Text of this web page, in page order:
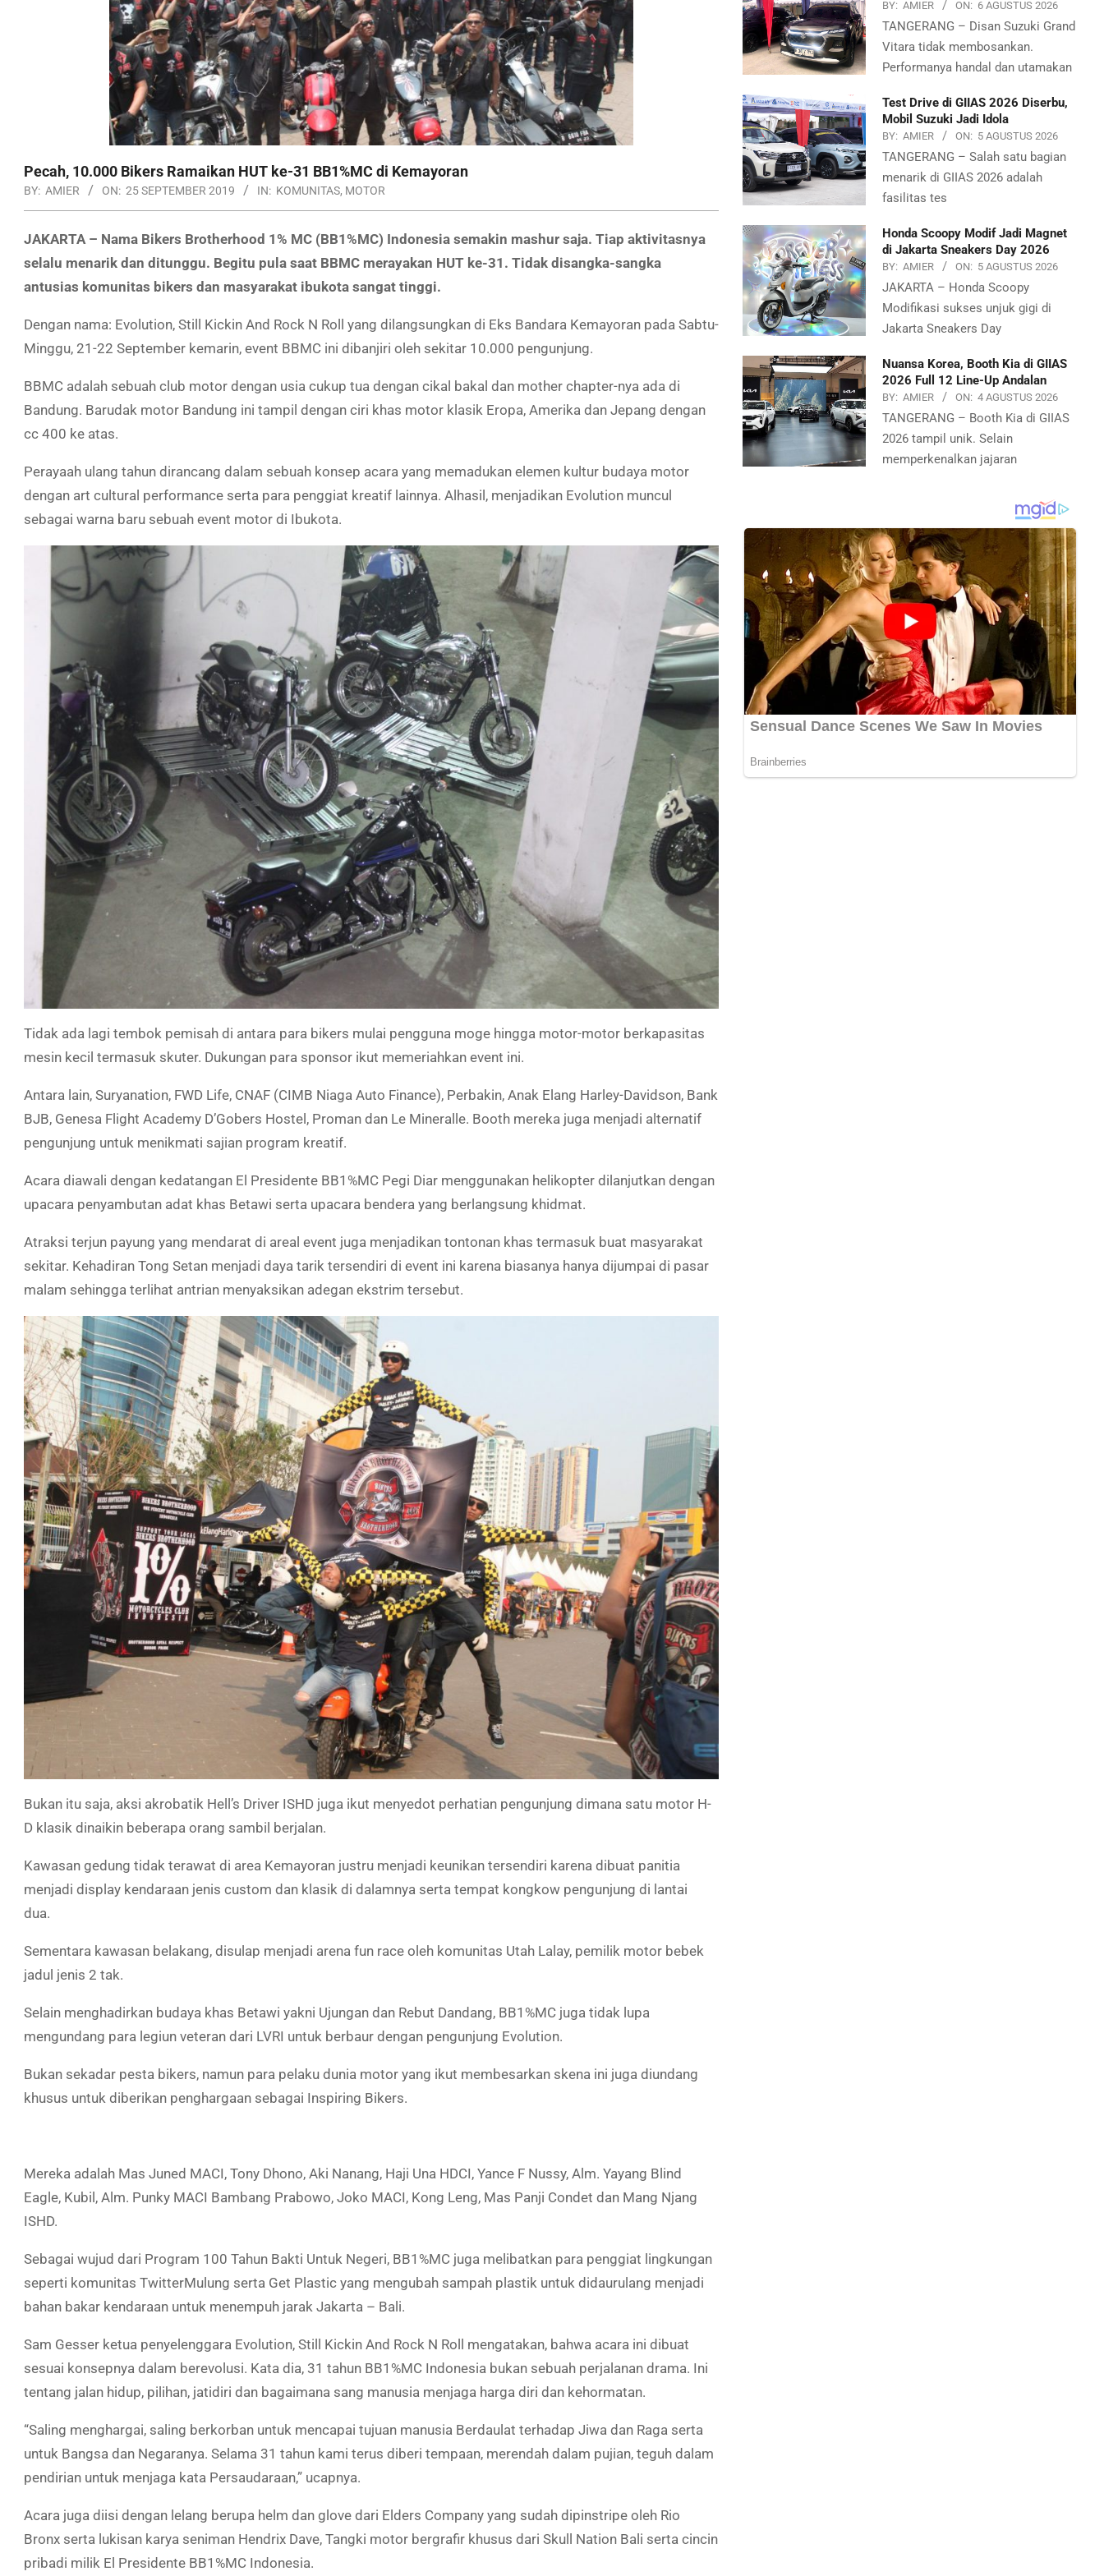
Pecah, 10.000 Bikers Ramaikan HUT ke-31 BB1%MC di Kemayoran
BY: AMIER ON: 25 SEPTEMBER 2019 IN: KOMUNITAS, MOTOR
JAKARTA – Nama Bikers Brotherhood 1% MC (BB1%MC) Indonesia semakin mashur saja. Tiap aktivitasnya
selalu menarik dan ditunggu. Begitu pula saat BBMC merayakan HUT ke-31. Tidak disangka-sangka
antusias komunitas bikers dan masyarakat ibukota sangat tinggi.
Dengan nama: Evolution, Still Kickin And Rock N Roll yang dilangsungkan di Eks Bandara Kemayoran pada Sabtu-
Minggu, 21-22 September kemarin, event BBMC ini dibanjiri oleh sekitar 10.000 pengunjung.
BBMC adalah sebuah club motor dengan usia cukup tua dengan cikal bakal dan mother chapter-nya ada di
Bandung. Barudak motor Bandung ini tampil dengan ciri khas motor klasik Eropa, Amerika dan Jepang dengan
cc 400 ke atas.
Perayaah ulang tahun dirancang dalam sebuah konsep acara yang memadukan elemen kultur budaya motor
dengan art cultural performance serta para penggiat kreatif lainnya. Alhasil, menjadikan Evolution muncul
sebagai warna baru sebuah event motor di Ibukota.
Tidak ada lagi tembok pemisah di antara para bikers mulai pengguna moge hingga motor-motor berkapasitas
mesin kecil termasuk skuter. Dukungan para sponsor ikut memeriahkan event ini.
Antara lain, Suryanation, FWD Life, CNAF (CIMB Niaga Auto Finance), Perbakin, Anak Elang Harley-Davidson, Bank
BJB, Genesa Flight Academy D’Gobers Hostel, Proman dan Le Mineralle. Booth mereka juga menjadi alternatif
pengunjung untuk menikmati sajian program kreatif.
Acara diawali dengan kedatangan El Presidente BB1%MC Pegi Diar menggunakan helikopter dilanjutkan dengan
upacara penyambutan adat khas Betawi serta upacara bendera yang berlangsung khidmat.
Atraksi terjun payung yang mendarat di areal event juga menjadikan tontonan khas termasuk buat masyarakat
sekitar. Kehadiran Tong Setan menjadi daya tarik tersendiri di event ini karena biasanya hanya dijumpai di pasar
malam sehingga terlihat antrian menyaksikan adegan ekstrim tersebut.
Bukan itu saja, aksi akrobatik Hell’s Driver ISHD juga ikut menyedot perhatian pengunjung dimana satu motor H-
D klasik dinaikin beberapa orang sambil berjalan.
Kawasan gedung tidak terawat di area Kemayoran justru menjadi keunikan tersendiri karena dibuat panitia
menjadi display kendaraan jenis custom dan klasik di dalamnya serta tempat kongkow pengunjung di lantai
dua.
Sementara kawasan belakang, disulap menjadi arena fun race oleh komunitas Utah Lalay, pemilik motor bebek
jadul jenis 2 tak.
Selain menghadirkan budaya khas Betawi yakni Ujungan dan Rebut Dandang, BB1%MC juga tidak lupa
mengundang para legiun veteran dari LVRI untuk berbaur dengan pengunjung Evolution.
Bukan sekadar pesta bikers, namun para pelaku dunia motor yang ikut membesarkan skena ini juga diundang
khusus untuk diberikan penghargaan sebagai Inspiring Bikers.
Mereka adalah Mas Juned MACI, Tony Dhono, Aki Nanang, Haji Una HDCI, Yance F Nussy, Alm. Yayang Blind
Eagle, Kubil, Alm. Punky MACI Bambang Prabowo, Joko MACI, Kong Leng, Mas Panji Condet dan Mang Njang
ISHD.
Sebagai wujud dari Program 100 Tahun Bakti Untuk Negeri, BB1%MC juga melibatkan para penggiat lingkungan
seperti komunitas TwitterMulung serta Get Plastic yang mengubah sampah plastik untuk didaurulang menjadi
bahan bakar kendaraan untuk menempuh jarak Jakarta – Bali.
Sam Gesser ketua penyelenggara Evolution, Still Kickin And Rock N Roll mengatakan, bahwa acara ini dibuat
sesuai konsepnya dalam berevolusi. Kata dia, 31 tahun BB1%MC Indonesia bukan sebuah perjalanan drama. Ini
tentang jalan hidup, pilihan, jatidiri dan bagaimana sang manusia menjaga harga diri dan kehormatan.
“Saling menghargai, saling berkorban untuk mencapai tujuan manusia Berdaulat terhadap Jiwa dan Raga serta
untuk Bangsa dan Negaranya. Selama 31 tahun kami terus diberi tempaan, merendah dalam pujian, teguh dalam
pendirian untuk menjaga kata Persaudaraan,” ucapnya.
Acara juga diisi dengan lelang berupa helm dan glove dari Elders Company yang sudah dipinstripe oleh Rio
Bronx serta lukisan karya seniman Hendrix Dave, Tangki motor bergrafir khusus dari Skull Nation Bali serta cincin
pribadi milik El Presidente BB1%MC Indonesia.
BY: AMIER ON: 6 AGUSTUS 2026
TANGERANG – Disan Suzuki Grand
Vitara tidak membosankan.
Performanya handal dan utamakan
Test Drive di GIIAS 2026 Diserbu,
Mobil Suzuki Jadi Idola
BY: AMIER ON: 5 AGUSTUS 2026
TANGERANG – Salah satu bagian
menarik di GIIAS 2026 adalah
fasilitas tes
Honda Scoopy Modif Jadi Magnet
di Jakarta Sneakers Day 2026
BY: AMIER ON: 5 AGUSTUS 2026
JAKARTA – Honda Scoopy
Modifikasi sukses unjuk gigi di
Jakarta Sneakers Day
Nuansa Korea, Booth Kia di GIIAS
2026 Full 12 Line-Up Andalan
BY: AMIER ON: 4 AGUSTUS 2026
TANGERANG – Booth Kia di GIIAS
2026 tampil unik. Selain
memperkenalkan jajaran